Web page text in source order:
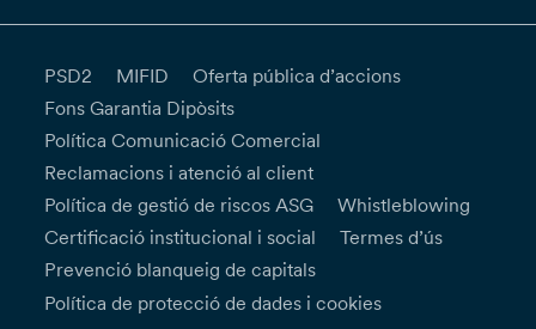
PSD2 MIFID
Oferta pública d’accions
Fons Garantia Dipòsits
Política Comunicació Comercial
Reclamacions i atenció al client
Política de gestió de riscos ASG
Whistleblowing
Certificació institucional i social
Termes d’ús
Prevenció blanqueig de capitals
Política de protecció de dades i cookies